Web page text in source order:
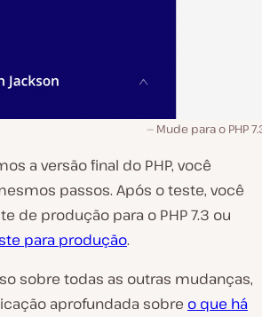
Mude para o PHP
a versão final do PHP, você
passos. Após o teste, você
de produção para o PHP 7.3 ou
para produção.
sobre todas as outras mudanças,
aprofundada sobre o que há